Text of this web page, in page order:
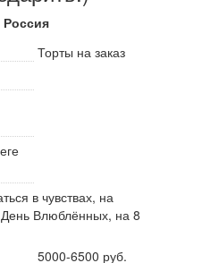
Россия
Торты на заказ
в чувствах, на
Влюблённых, на 8
5000-6500 руб.